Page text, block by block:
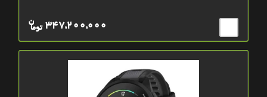
توما
ن 347,200,000